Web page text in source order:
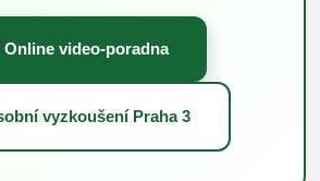
Online video-poradna
vyzkoušení Praha 3